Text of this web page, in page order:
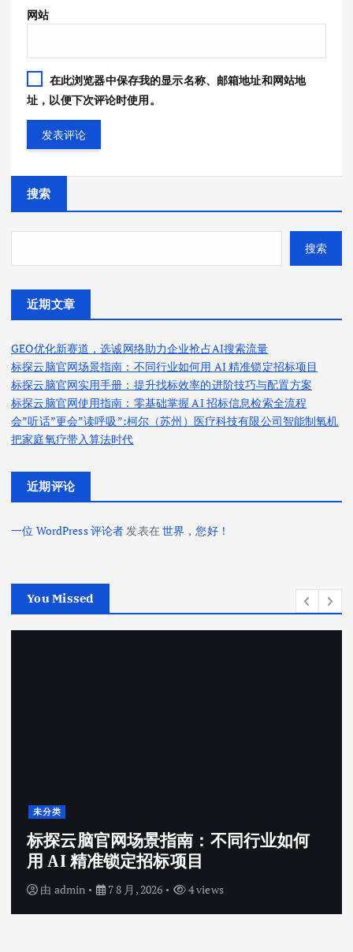
网站
在此浏览器中保存我的显示名称、邮箱地址和网站地
址，以便下次评论时使用。
搜索
搜索
近期文章
GEO优化新赛道，选诚网络助力企业抢占AI搜索流量
标探云脑官网场景指南：不同行业如何用 AI 精准锁定招标项目
标探云脑官网实用手册：提升找标效率的进阶技巧与配置方案
标探云脑官网使用指南：零基础掌握 AI 招标信息检索全流程
会”听话”更会”读呼吸”:柯尔（苏州）医疗科技有限公司智能制氧机
把家庭氧疗带入算法时代
近期评论
一位 WordPress 评论者发表在世界，您好！
You Missed
未分类
标探云脑官网场景指南：不同行业如何
用 AI 精准锁定招标项目
由 admin 7 8 月, 2026 4 views